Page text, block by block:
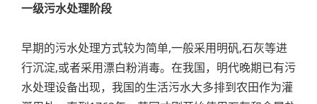
一级污水处理阶段
早期的污水处理方式较为简单,一般采用明矾,石灰等进
行沉淀,或者采用漂白粉消毒。在我国，明代晚期已有污
水处理设备出现，我国的生活污水大多排到农田作为灌